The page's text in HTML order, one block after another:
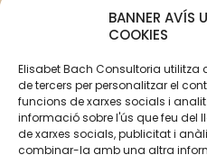
BANNER AVÍS
COOKIES
Elisabet Bach Consultoria utilitza
de tercers per personalitzar el
funcions de xarxes socials i
informació sobre l'ús que feu del
de xarxes socials, publicitat i
combinar-la amb una altra